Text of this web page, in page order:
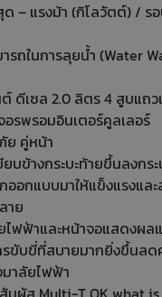
– แรงม้า (กิโลวัตต์) / รอ
รถในการลุยน้ำ (Water
ดีเซล 2.0 ลิตร 4 สูบแถว
อรพรอมอินเตอร์คูลเลอร์
ย คู่หน้า
บข้างกระบะท้ายขึ้นลงกร
อกแบบมาให้แข็งแรงและ
าย
ไฟฟ้าและหน้าจอแสดงผ
รขับขี่ที่สบายมากยิ่งขึ้นลด
าลัยไฟฟ้า